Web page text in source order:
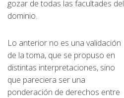
gozar de todas las facultades del
dominio.
Lo anterior no es una validación
de la toma, que se propuso en
distintas interpretaciones, sino
que pareciera ser una
ponderación de derechos entre